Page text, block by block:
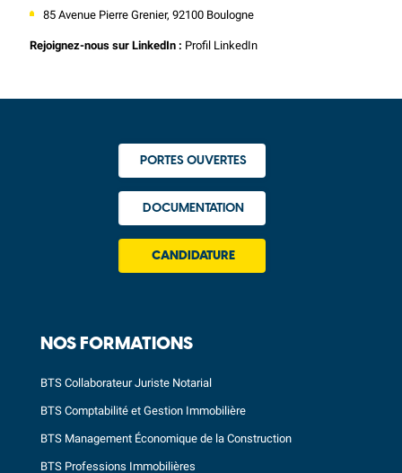
85 Avenue Pierre Grenier, 92100 Boulogne
Rejoignez-nous sur LinkedIn : Profil LinkedIn
PORTES OUVERTES
DOCUMENTATION
CANDIDATURE
NOS FORMATIONS
BTS Collaborateur Juriste Notarial
BTS Comptabilité et Gestion Immobilière
BTS Management Économique de la Construction
BTS Professions Immobilières